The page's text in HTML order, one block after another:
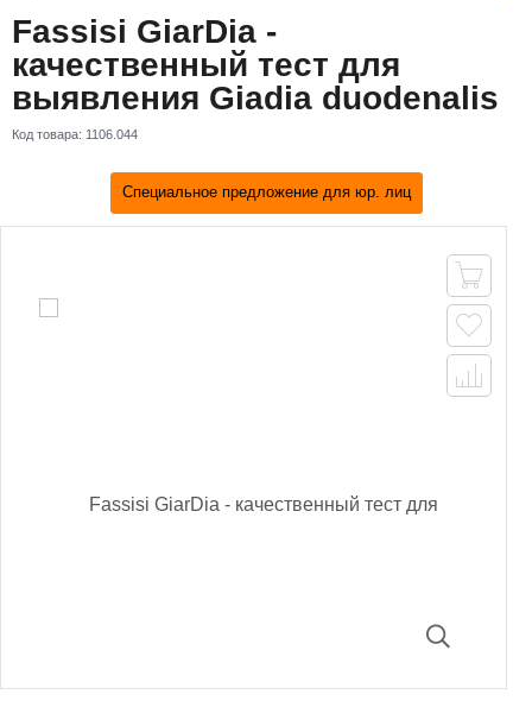
Fassisi GiarDia -
качественный тест для
выявления Giadia duodenalis
Код товара: 1106.044
Специальное предложение для юр. лиц


